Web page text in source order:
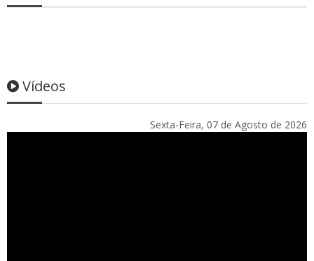
Vídeos
Sexta-Feira, 07 de Agosto de 2026